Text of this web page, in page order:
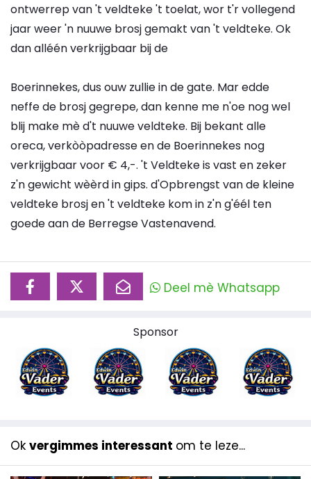
ontwerrep van 't veldteke 't toelat, wor t'r vollegend
jaar weer 'n nuuwe brosj gemakt van 't veldteke. Ok
dan alléén verkrijgbaar bij de
Boerinnekes, dus ouw zullie in de gate. Mar edde
neffe de brosj gegrepe, dan kenne me n'oe nog wel
blij make mè d't nuuwe veldteke. Bij bekant alle
oreca, verkòòpadresse en de Boerinnekes nog
verkrijgbaar voor € 4,-. 't Veldteke is vast en zeker
z'n gewicht wèèrd in gips. d'Opbrengst van de kleine
veldteke brosj en 't veldteke kom in z'n g'éél ten
goede aan de Berregse Vastenavend.
Deel mè Whatsapp
Sponsor
Ok vergimmes interessant om te leze...